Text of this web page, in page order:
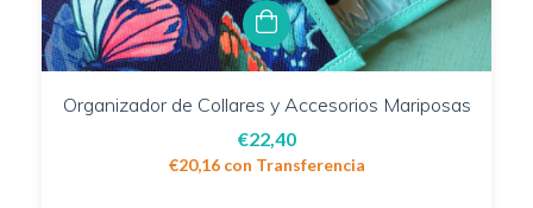
Organizador de Collares y Accesorios Mariposas
€22,40
€20,16 con Transferencia